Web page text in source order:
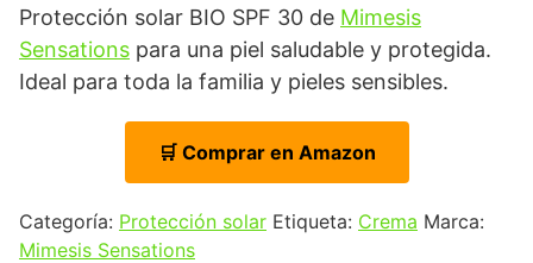
Protección solar BIO SPF 30 de Mimesis
Sensations para una piel saludable y protegida.
Ideal para toda la familia y pieles sensibles.
🛒 Comprar en Amazon
Categoría: Protección solar Etiqueta: Crema Marca:
Mimesis Sensations